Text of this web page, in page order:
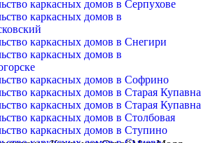
каркасных домов в Серпухове
каркасных домов в
каркасных домов в Снегири
каркасных домов в
каркасных домов в Софрино
каркасных домов в Старая Купавна
каркасных домов в Старая Купавна
каркасных домов в Столбовая
каркасных домов в Ступино
РЕАЛЬНОСТЬЮ —
И ДОЛГОВЕЧНЫМ!